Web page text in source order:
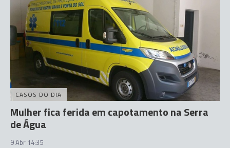
CASOS DO DIA
Mulher fica ferida em capotamento na Serra
de Água
9 Abr 14:35